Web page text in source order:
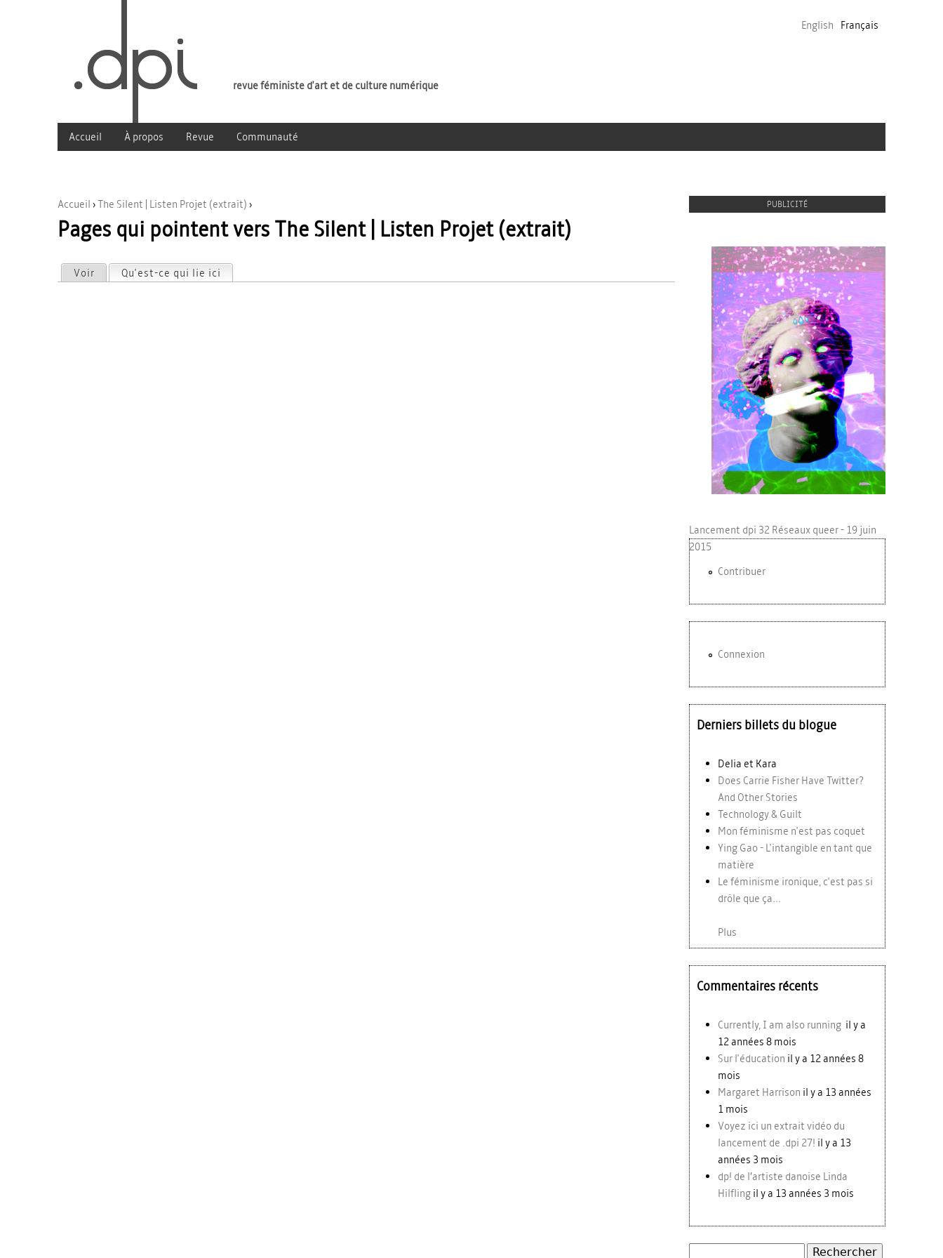
English
Français
revue féministe d'art et de culture numérique
Accueil À propos Revue Communauté
Vous êtes ici
Accueil ›The Silent | Listen Projet (extrait) ›
Pages qui pointent vers The Silent | Listen Projet (extrait)
Onglets principaux
Voir Qu'est-ce qui lie ici
PUBLICITÉ
proulx_jessicamaccormack2015-
pub.jpg
Lancement dpi 32 Réseaux queer - 19 juin
2015
Contribuer
Connexion
Derniers billets du blogue
Delia et Kara
Does Carrie Fisher Have Twitter?
And Other Stories
Technology & Guilt
Mon féminisme n'est pas coquet
Ying Gao - L'intangible en tant que
matière
Le féminisme ironique, c'est pas si
drôle que ça...
Plus
Commentaires récents
Currently, I am also running il y a
12 années 8 mois
Sur l'éducation il y a 12 années 8
mois
Margaret Harrison il y a 13 années
1 mois
Voyez ici un extrait vidéo du
lancement de .dpi 27! il y a 13
années 3 mois
dp! de l’artiste danoise Linda
Hilfling il y a 13 années 3 mois